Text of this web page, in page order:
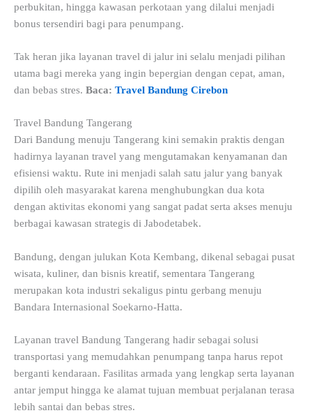
perbukitan, hingga kawasan perkotaan yang dilalui menjadi
bonus tersendiri bagi para penumpang.
Tak heran jika layanan travel di jalur ini selalu menjadi pilihan
utama bagi mereka yang ingin bepergian dengan cepat, aman,
dan bebas stres. Baca: Travel Bandung Cirebon
Travel Bandung Tangerang
Dari Bandung menuju Tangerang kini semakin praktis dengan
hadirnya layanan travel yang mengutamakan kenyamanan dan
efisiensi waktu. Rute ini menjadi salah satu jalur yang banyak
dipilih oleh masyarakat karena menghubungkan dua kota
dengan aktivitas ekonomi yang sangat padat serta akses menuju
berbagai kawasan strategis di Jabodetabek.
Bandung, dengan julukan Kota Kembang, dikenal sebagai pusat
wisata, kuliner, dan bisnis kreatif, sementara Tangerang
merupakan kota industri sekaligus pintu gerbang menuju
Bandara Internasional Soekarno-Hatta.
Layanan travel Bandung Tangerang hadir sebagai solusi
transportasi yang memudahkan penumpang tanpa harus repot
berganti kendaraan. Fasilitas armada yang lengkap serta layanan
antar jemput hingga ke alamat tujuan membuat perjalanan terasa
lebih santai dan bebas stres.